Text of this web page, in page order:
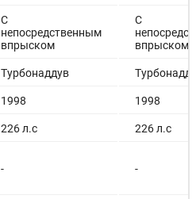
С
непосредственным
впрыском
С
впрыском
Турбонаддув
1998 1998
226 л.с 226 л.с
- -